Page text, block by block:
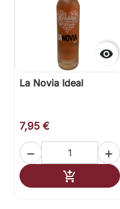

La Novia Ideal
7,95 €
 
 Añadir